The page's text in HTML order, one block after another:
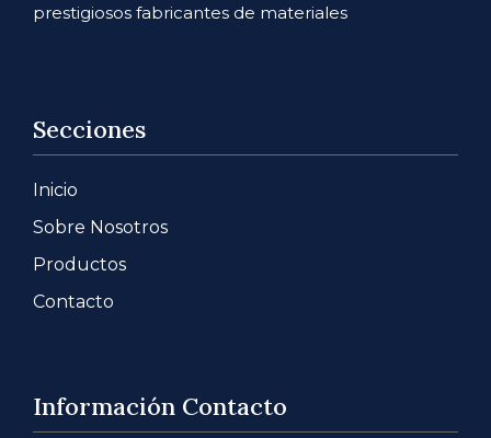
prestigiosos fabricantes de materiales
Secciones
Inicio
Sobre Nosotros
Productos
Contacto
Información Contacto